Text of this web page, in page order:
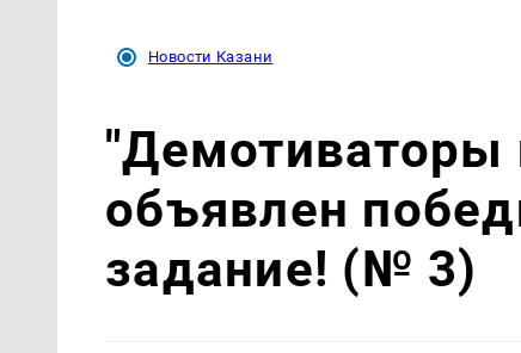
Новости Казани
"Демотиваторы
объявлен
задание! (№ 3)